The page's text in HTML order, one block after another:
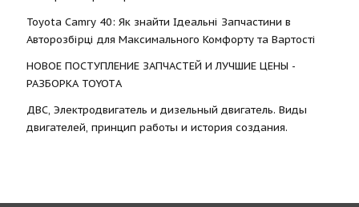
Toyota Camry 40: Як знайти Ідеальні Запчастини в
Авторозбірці для Максимального Комфорту та Вартості
НОВОЕ ПОСТУПЛЕНИЕ ЗАПЧАСТЕЙ И ЛУЧШИЕ ЦЕНЫ -
РАЗБОРКА TOYOTА
ДВС, Электродвигатель и дизельный двигатель. Виды
двигателей, принцип работы и история создания.